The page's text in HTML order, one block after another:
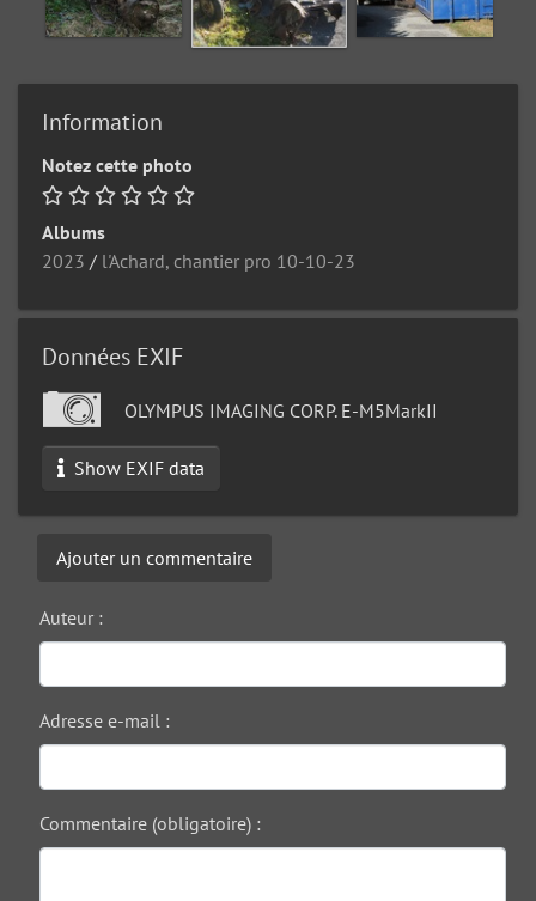
Information
Notez cette photo
Albums
2023 / l'Achard, chantier pro 10-10-23
Données EXIF
OLYMPUS IMAGING CORP. E-M5MarkII
Show EXIF data
Ajouter un commentaire
Auteur :
Adresse e-mail :
Commentaire (obligatoire) :